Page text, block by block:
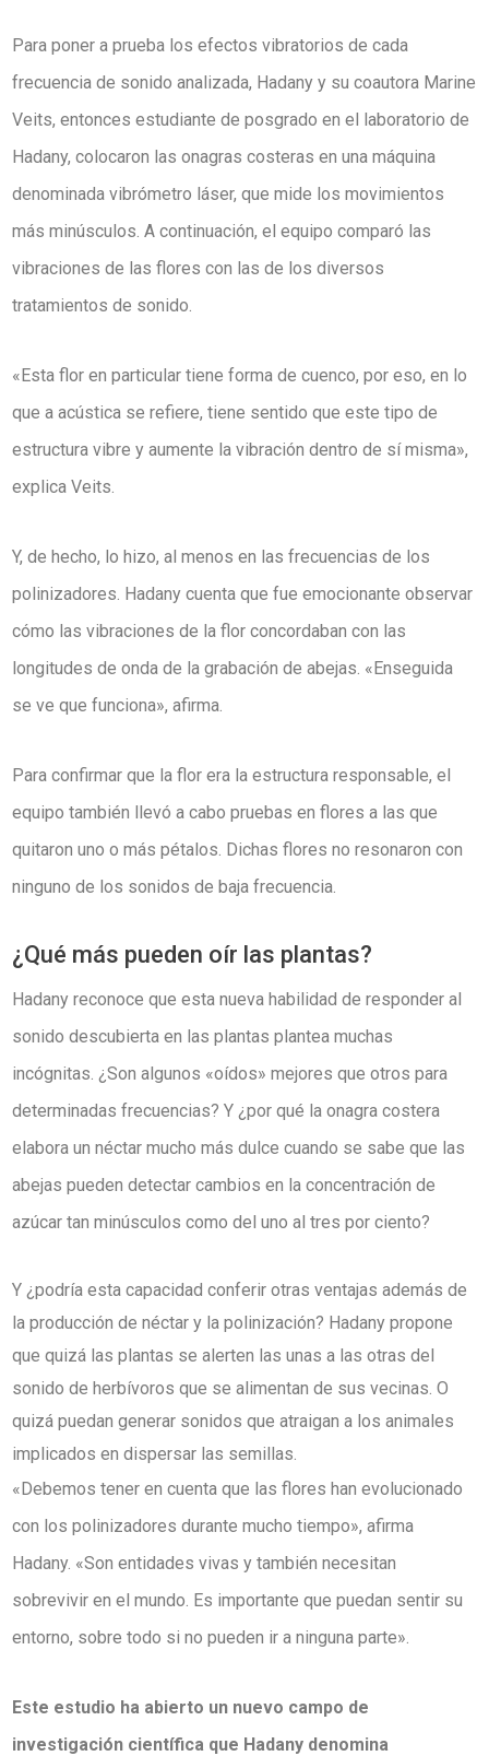
Para poner a prueba los efectos vibratorios de cada
frecuencia de sonido analizada, Hadany y su coautora Marine
Veits, entonces estudiante de posgrado en el laboratorio de
Hadany, colocaron las onagras costeras en una máquina
denominada vibrómetro láser, que mide los movimientos
más minúsculos. A continuación, el equipo comparó las
vibraciones de las flores con las de los diversos
tratamientos de sonido.
«Esta flor en particular tiene forma de cuenco, por eso, en lo
que a acústica se refiere, tiene sentido que este tipo de
estructura vibre y aumente la vibración dentro de sí misma»,
explica Veits.
Y, de hecho, lo hizo, al menos en las frecuencias de los
polinizadores. Hadany cuenta que fue emocionante observar
cómo las vibraciones de la flor concordaban con las
longitudes de onda de la grabación de abejas. «Enseguida
se ve que funciona», afirma.
Para confirmar que la flor era la estructura responsable, el
equipo también llevó a cabo pruebas en flores a las que
quitaron uno o más pétalos. Dichas flores no resonaron con
ninguno de los sonidos de baja frecuencia.
¿Qué más pueden oír las plantas?
Hadany reconoce que esta nueva habilidad de responder al
sonido descubierta en las plantas plantea muchas
incógnitas. ¿Son algunos «oídos» mejores que otros para
determinadas frecuencias? Y ¿por qué la onagra costera
elabora un néctar mucho más dulce cuando se sabe que las
abejas pueden detectar cambios en la concentración de
azúcar tan minúsculos como del uno al tres por ciento?
Y ¿podría esta capacidad conferir otras ventajas además de
la producción de néctar y la polinización? Hadany propone
que quizá las plantas se alerten las unas a las otras del
sonido de herbívoros que se alimentan de sus vecinas. O
quizá puedan generar sonidos que atraigan a los animales
implicados en dispersar las semillas.
«Debemos tener en cuenta que las flores han evolucionado
con los polinizadores durante mucho tiempo», afirma
Hadany. «Son entidades vivas y también necesitan
sobrevivir en el mundo. Es importante que puedan sentir su
entorno, sobre todo si no pueden ir a ninguna parte».
Este estudio ha abierto un nuevo campo de
investigación científica que Hadany denomina